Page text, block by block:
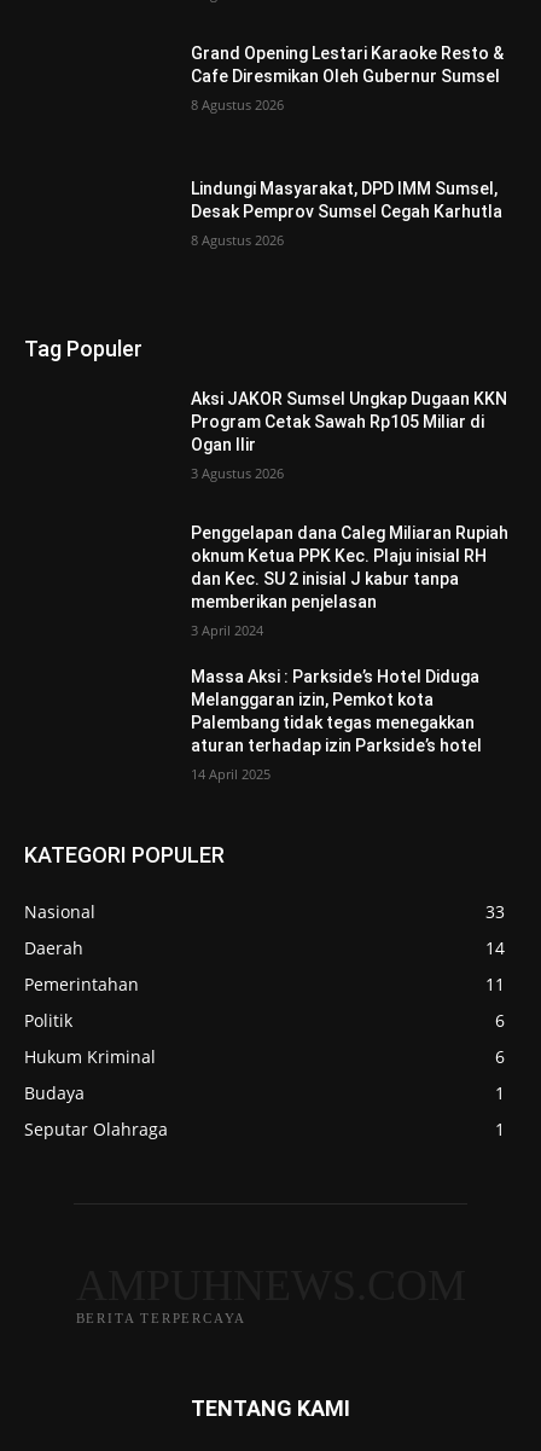
Grand Opening Lestari Karaoke Resto &
Cafe Diresmikan Oleh Gubernur Sumsel
8 Agustus 2026
Lindungi Masyarakat, DPD IMM Sumsel,
Desak Pemprov Sumsel Cegah Karhutla
8 Agustus 2026
Tag Populer
Aksi JAKOR Sumsel Ungkap Dugaan KKN
Program Cetak Sawah Rp105 Miliar di
Ogan Ilir
3 Agustus 2026
Penggelapan dana Caleg Miliaran Rupiah
oknum Ketua PPK Kec. Plaju inisial RH
dan Kec. SU 2 inisial J kabur tanpa
memberikan penjelasan
3 April 2024
Massa Aksi : Parkside’s Hotel Diduga
Melanggaran izin, Pemkot kota
Palembang tidak tegas menegakkan
aturan terhadap izin Parkside’s hotel
14 April 2025
KATEGORI POPULER
Nasional
33
Daerah
14
Pemerintahan
11
Politik
6
Hukum Kriminal
6
Budaya
1
Seputar Olahraga
1
BERITA TERPERCAYA
TENTANG KAMI